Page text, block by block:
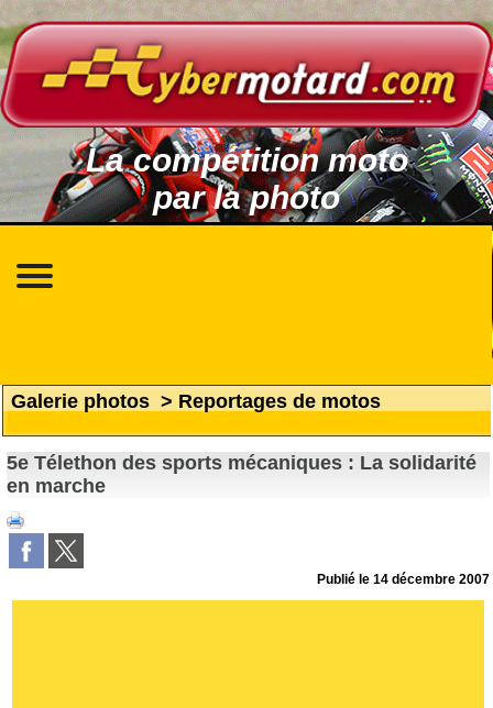
La compétition moto
par la photo
Galerie photos > Reportages de motos
5e Télethon des sports mécaniques : La solidarité
en marche
Publié le14 décembre 2007